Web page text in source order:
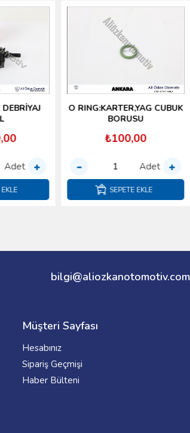
Adet
O RING:KARTER,YAG CUBUK
BORUSU
₺100,00
Adet
SEPETE EKLE
bilgi@aliozkanotomotiv.com
Müşteri Sayfası
Hesabınız
Sipariş Geçmişi
Haber Bülteni